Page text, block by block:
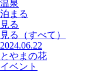
温泉
泊まる
見る
見る
（すべて）
2024.06.22
とやまの花
イベント